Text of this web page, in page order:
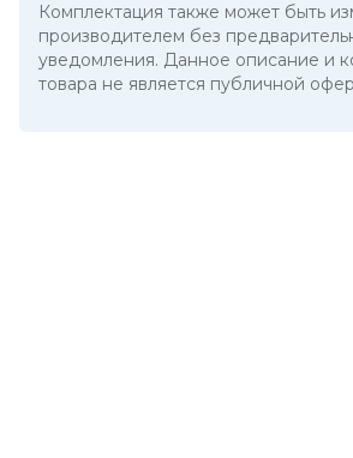
Комплектация также может быть
производителем без
уведомления. Данное описание и
товара не является публичной